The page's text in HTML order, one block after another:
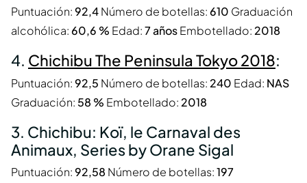
Puntuación:92,4Número de botellas: 610 Graduación
alcohólica: 60,6 % Edad:7 añosEmbotellado:2018
4. Chichibu The Peninsula Tokyo 2018:
Puntuación:92,5 Número de botellas: 240 Edad: NAS
Graduación: 58 % Embotellado: 2018
3. Chichibu: Koï, le Carnaval des
Animaux, Series by Orane Sigal
Puntuación:92,58 Número de botellas:197